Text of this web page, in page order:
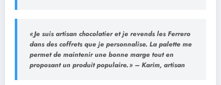
« Je suis artisan chocolatier et je revends les Ferrero
dans des coffrets que je personnalise. La palette me
permet de maintenir une bonne marge tout en
proposant un produit populaire. » – Karim, artisan